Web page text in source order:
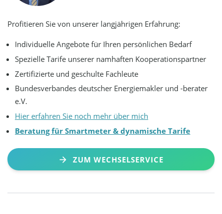
Profitieren Sie von unserer langjährigen Erfahrung:
Individuelle Angebote für Ihren persönlichen Bedarf
Spezielle Tarife unserer namhaften Kooperationspartner
Zertifizierte und geschulte Fachleute
Bundesverbandes deutscher Energiemakler und -berater
e.V.
Hier erfahren Sie noch mehr über mich
Beratung für Smartmeter & dynamische Tarife
ZUM WECHSELSERVICE